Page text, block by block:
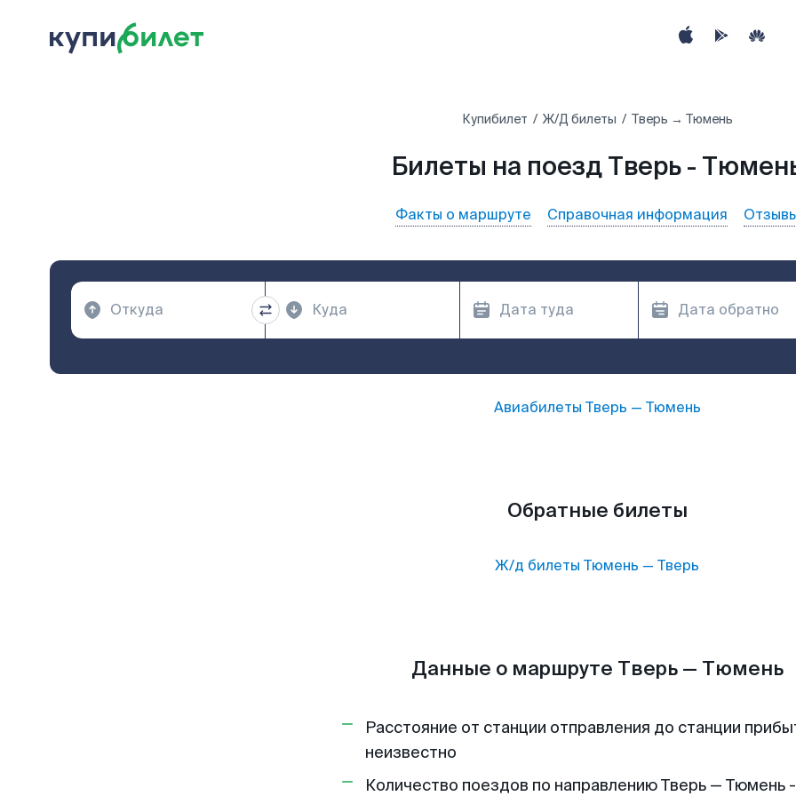
Купибилет Ж/Д билеты Тверь → Тюмень
Билеты на поезд Тверь -
Факты о маршруте Справочная информация
Авиабилеты Тверь — Тюмень
Обратные билеты
Ж/д билеты Тюмень — Тверь
Данные о маршруте Тверь — Тюмень
Расстояние от станции отправления до станции
неизвестно
Количество поездов по направлению Тверь — Тюмень